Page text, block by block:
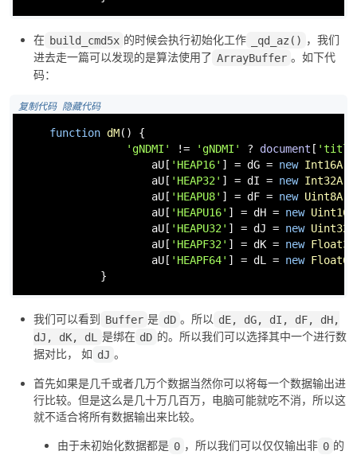
在 build_cmd5x 的时候会执行初始化工作 _qd_az() ，我们
进去走一篇可以发现的是算法使用了 ArrayBuffer 。如下代
码：
复制代码 隐藏代码
function dM( ) {
'gNDMI'
!= 'gNDMI' ? document [
aU[ 'HEAP16' ] = dG = new
aU[ 'HEAP32' ] = dI = new
aU[ 'HEAPU8' ] = dF = new
aU[ 'HEAPU16' ] = dH = new
aU[ 'HEAPU32' ] = dJ = new
aU[ 'HEAPF32' ] = dK = new
aU[ 'HEAPF64' ] = dL = new
}
我们可以看到 Buffer 是 dD 。所以 dE, dG, dI, dF, dH,
dJ, dK, dL
是绑在 dD 的。所以我们可以选择其中一个进行数
据对比， 如 dJ 。
首先如果是几千或者几万个数据当然你可以将每一个数据输出进
行比较。但是这么是几十万几百万，电脑可能就吃不消，所以这
就不适合将所有数据输出来比较。
由于未初始化数据都是 0 ，所以我们可以仅仅输出非 0 的